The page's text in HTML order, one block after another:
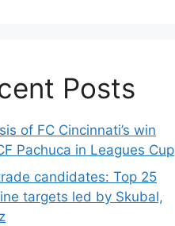
Posts
of FC Cincinnati’s win
Pachuca in Leagues Cup
candidates: Top 25
targets led by Skubal,